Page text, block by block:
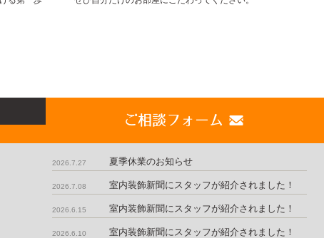
ご相談フォーム
2026.7.27 夏季休業のお知らせ
2026.7.08 室内装飾新聞にスタッフが紹介されました！
2026.6.15 室内装飾新聞にスタッフが紹介されました！
2026.6.10 室内装飾新聞にスタッフが紹介されました！